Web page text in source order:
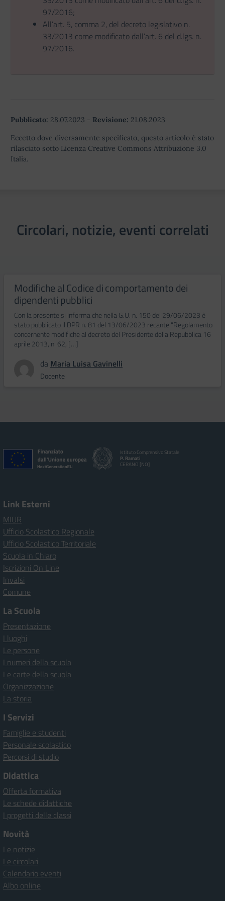
97/2016;
All’art. 5, comma 2, del decreto legislativo n.
33/2013 come modificato dall’art. 6 del d.lgs. n.
97/2016.
Pubblicato: 28.07.2023 - Revisione: 21.08.2023
Eccetto dove diversamente specificato, questo articolo è stato
rilasciato sotto Licenza Creative Commons Attribuzione 3.0
Italia.
Circolari, notizie, eventi correlati
Modifiche al Codice di comportamento dei
dipendenti pubblici
Con la presente si informa che nella G.U. n. 150 del 29/06/2023 è
stato pubblicato il DPR n. 81 del 13/06/2023 recante “Regolamento
concernente modifiche al decreto del Presidente della Repubblica 16
aprile 2013, n. 62, […]
da Maria Luisa Gavinelli
Docente
Istituto Comprensivo Statale
P. Ramati
CERANO [NO]
Link Esterni
MIUR
Ufficio Scolastico Regionale
Ufficio Scolastico Territoriale
Scuola in Chiaro
Iscrizioni On Line
Invalsi
Comune
La Scuola
Presentazione
I luoghi
Le persone
I numeri della scuola
Le carte della scuola
Organizzazione
La storia
I Servizi
Famiglie e studenti
Personale scolastico
Percorsi di studio
Didattica
Offerta formativa
Le schede didattiche
I progetti delle classi
Novità
Le notizie
Le circolari
Calendario eventi
Albo online